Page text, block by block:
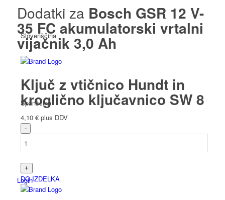
Slovenščina
Španščina
Login
Dodatki za Bosch GSR 12 V-
35 FC akumulatorski vrtalni
vijačnik 3,0 Ah
Ključ z vtičnico Hundt in
kroglično ključavnico SW 8
4,10 € plus DDV
DO IZDELKA